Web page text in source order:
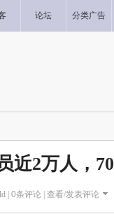
论坛 分类广告
近2万人，
| 0条评论 | 查看/发表评论